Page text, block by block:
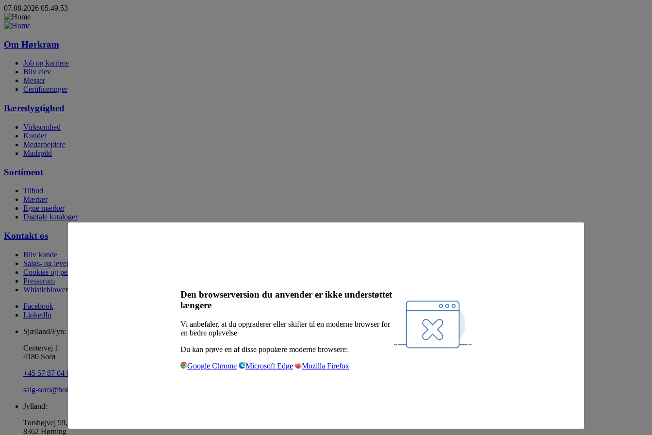
Den browserversion du anvender er ikke understøttet
længere
Vi anbefaler, at du opgraderer eller skifter til en moderne browser for
en bedre oplevelse
Du kan prøve en af disse populære moderne browsere:
Google Chrome
Microsoft Edge Mozilla Firefox
07.08.2026 05.49.53
Om Hørkram
Job og karriere
Bliv elev
Messer
Certificeringer
Bæredygtighed
Virksomhed
Kunder
Medarbejdere
Madspild
Sortiment
Tilbud
Mærker
Egne mærker
Digitale kataloger
Kontakt os
Bliv kunde
Salgs- og leveringsbetingelser
Cookies og persondata
Presserum
Whistleblowerordning
Facebook
LinkedIn
Sjælland/Fyn:
Centervej 1
4180 Sorø
+45 57 87 04 00
salg-soro@hoka.dk
Jylland:
Torshøjvej 59, Kolt
8362 Hørning